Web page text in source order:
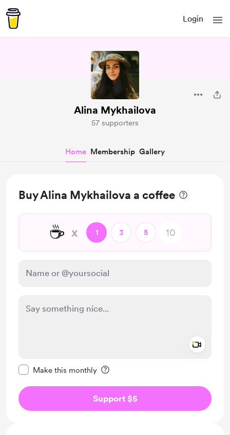
Login
Alina Mykhailova
57 supporters
Home Membership Gallery
Buy Alina Mykhailova a coffee
☕ x 1 3 5
Make this monthly
Support $5